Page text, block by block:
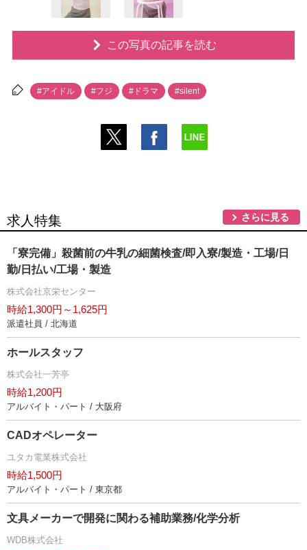
この写真の記事を読む
#アイドル #フジ #ドラマ #silent
求人特集 さらに見る
「寮完備」殺菌前の牛乳の細菌検査/即入寮/製造・工場/日
勤/日払い/工場・製造
株式会社京栄センター
時給1,300円～1,625円
派遣社員 / 北海道
ホールスタッフ
株式会社一芳亭
時給1,200円
アルバイト・パート / 大阪府
CADオペレーター
ユタカ電業株式会社
時給1,500円
アルバイト・パート / 東京都
文具メーカーで開発に関わる補助業務/化学分析
WDB株式会社